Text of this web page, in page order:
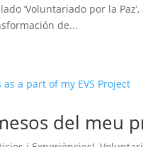
‘Voluntariado por la
de...
del meu